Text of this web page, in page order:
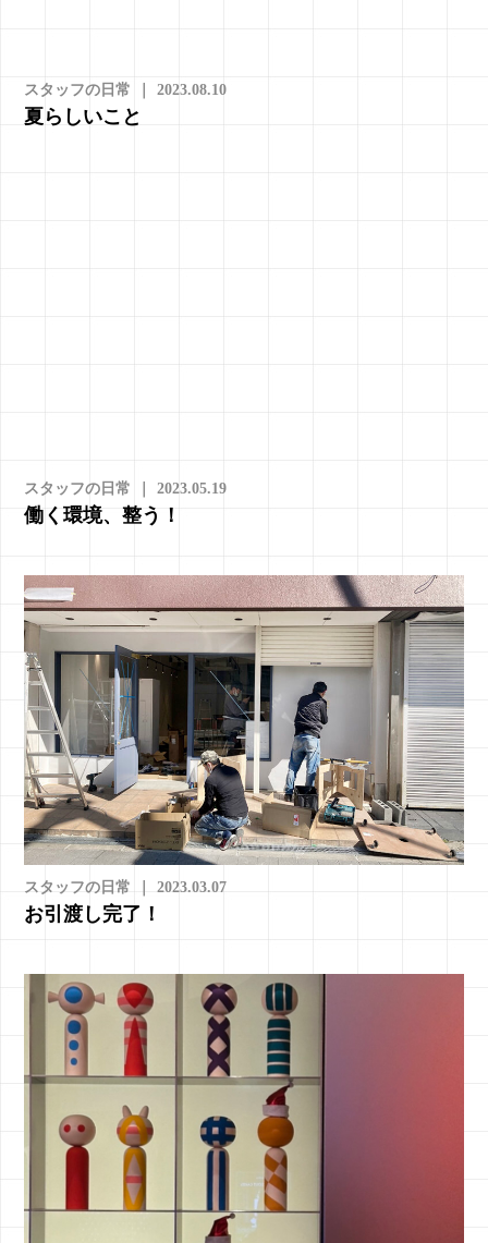
スタッフの日常 2023.08.10
夏らしいこと
スタッフの日常 2023.05.19
働く環境、整う！
スタッフの日常 2023.03.07
お引渡し完了！